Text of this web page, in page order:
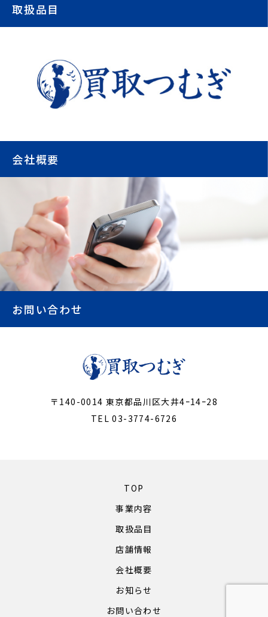
取扱品目
会社概要
お問い合わせ
〒140-0014 東京都品川区大井4ｰ14ｰ28
TEL 03-3774-6726
TOP
事業内容
取扱品目
店舗情報
会社概要
お知らせ
お問い合わせ